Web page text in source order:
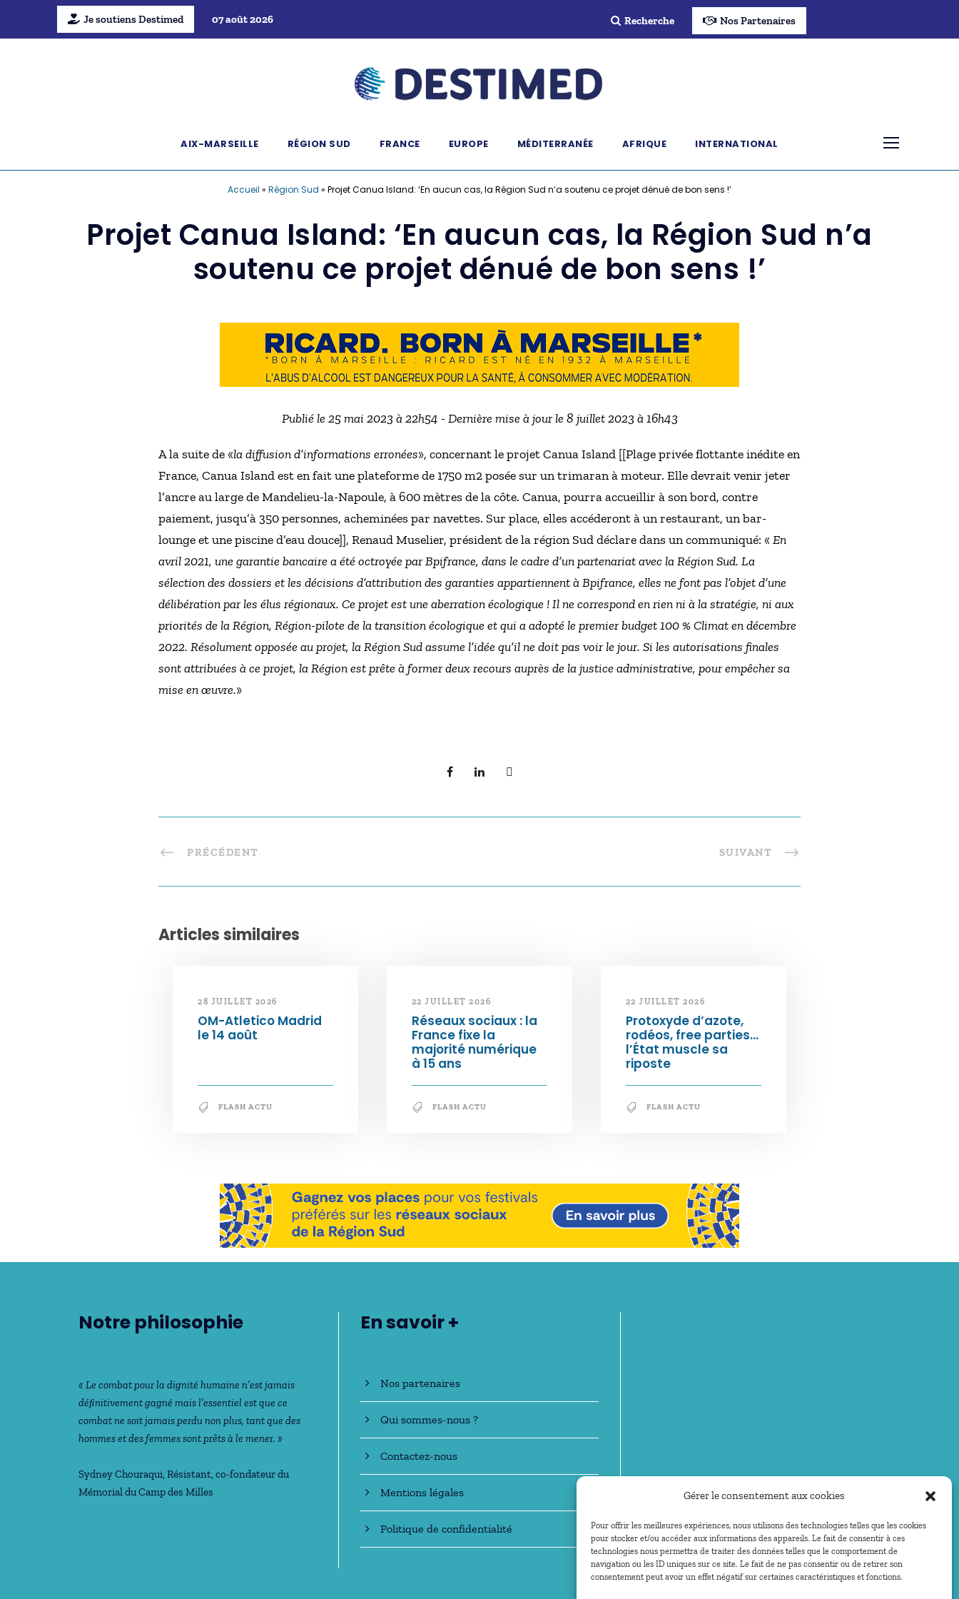
Gérer le consentement aux cookies
Pour offrir les meilleures expériences, nous utilisons des technologies telles que les cookies
pour stocker et/ou accéder aux informations des appareils. Le fait de consentir à ces
technologies nous permettra de traiter des données telles que le comportement de
navigation ou les ID uniques sur ce site. Le fait de ne pas consentir ou de retirer son
consentement peut avoir un effet négatif sur certaines caractéristiques et fonctions.
Je soutiens Destimed 07 août 2026 Recherche Nos Partenaires
AIX-MARSEILLE RÉGION SUD FRANCE EUROPE MÉDITERRANÉE AFRIQUE INTERNATIONAL
Accueil » Région Sud » Projet Canua Island: ‘En aucun cas, la Région Sud n’a soutenu ce projet dénué de bon sens !’
Projet Canua Island: ‘En aucun cas, la Région Sud n’a
soutenu ce projet dénué de bon sens !’
Publié le 25 mai 2023 à 22h54 - Dernière mise à jour le 8 juillet 2023 à 16h43
A la suite de «la diffusion d’informations erronées», concernant le projet Canua Island [[Plage privée flottante inédite en
France, Canua Island est en fait une plateforme de 1750 m2 posée sur un trimaran à moteur. Elle devrait venir jeter
l’ancre au large de Mandelieu-la-Napoule, à 600 mètres de la côte. Canua, pourra accueillir à son bord, contre
paiement, jusqu’à 350 personnes, acheminées par navettes. Sur place, elles accéderont à un restaurant, un bar-
lounge et une piscine d’eau douce]], Renaud Muselier, président de la région Sud déclare dans un communiqué: « En
avril 2021, une garantie bancaire a été octroyée par Bpifrance, dans le cadre d’un partenariat avec la Région Sud. La
sélection des dossiers et les décisions d’attribution des garanties appartiennent à Bpifrance, elles ne font pas l’objet d’une
délibération par les élus régionaux. Ce projet est une aberration écologique ! Il ne correspond en rien ni à la stratégie, ni aux
priorités de la Région, Région-pilote de la transition écologique et qui a adopté le premier budget 100 % Climat en décembre
2022. Résolument opposée au projet, la Région Sud assume l’idée qu’il ne doit pas voir le jour. Si les autorisations finales
sont attribuées à ce projet, la Région est prête à former deux recours auprès de la justice administrative, pour empêcher sa
mise en œuvre.»
PRÉCÉDENT SUIVANT
Articles similaires
28 JUILLET 2026
OM-Atletico Madrid
le 14 août
FLASH ACTU
22 JUILLET 2026
Réseaux sociaux : la
France fixe la
majorité numérique
à 15 ans
FLASH ACTU
22 JUILLET 2026
Protoxyde d’azote,
rodéos, free parties…
l’État muscle sa
riposte
FLASH ACTU
Notre philosophie
« Le combat pour la dignité humaine n’est jamais
déﬁnitivement gagné mais l’essentiel est que ce
combat ne soit jamais perdu non plus, tant que des
hommes et des femmes sont prêts à le mener. »
Sydney Chouraqui, Résistant, co-fondateur du
Mémorial du Camp des Milles
En savoir +
Nos partenaires
Qui sommes-nous ?
Contactez-nous
Mentions légales
Politique de confidentialité